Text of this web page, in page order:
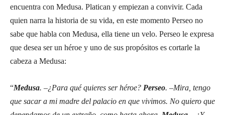
encuentra con Medusa. Platican y empiezan a convivir. Cada
quien narra la historia de su vida, en este momento Perseo no
sabe que habla con Medusa, ella tiene un velo. Perseo le expresa
que desea ser un héroe y uno de sus propósitos es cortarle la
cabeza a Medusa:
“Medusa. –¿Para qué quieres ser héroe? Perseo. –Mira, tengo
que sacar a mi madre del palacio en que vivimos. No quiero que